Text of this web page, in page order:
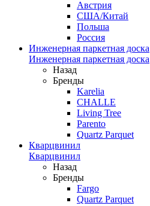
Австрия
США/Китай
Польша
Россия
Инженерная паркетная доска
Инженерная паркетная доска
Назад
Бренды
Karelia
CHALLE
Living Tree
Parento
Quartz Parquet
Кварцвинил
Кварцвинил
Назад
Бренды
Fargo
Quartz Parquet